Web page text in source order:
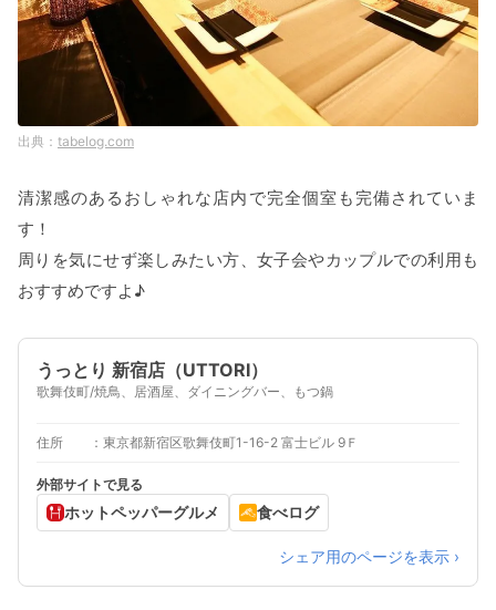
tabelog.com
清潔感のあるおしゃれな店内で完全個室も完備されていま
す！
周りを気にせず楽しみたい方、女子会やカップルでの利用も
おすすめですよ♪
うっとり 新宿店（UTTORI）
歌舞伎町/焼鳥、居酒屋、ダイニングバー、もつ鍋
住所 東京都新宿区歌舞伎町1-16-2 富士ビル 9Ｆ
外部サイトで見る
ホットペッパーグルメ 食べログ
シェア用のページを表示 ›